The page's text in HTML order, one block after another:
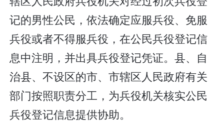
记的男性公民，依法确定应服兵役、免服
兵役或者不得服兵役，在公民兵役登记信
息中注明，并出具兵役登记凭证。县、自
治县、不设区的市、市辖区人民政府有关
部门按照职责分工，为兵役机关核实公民
兵役登记信息提供协助。